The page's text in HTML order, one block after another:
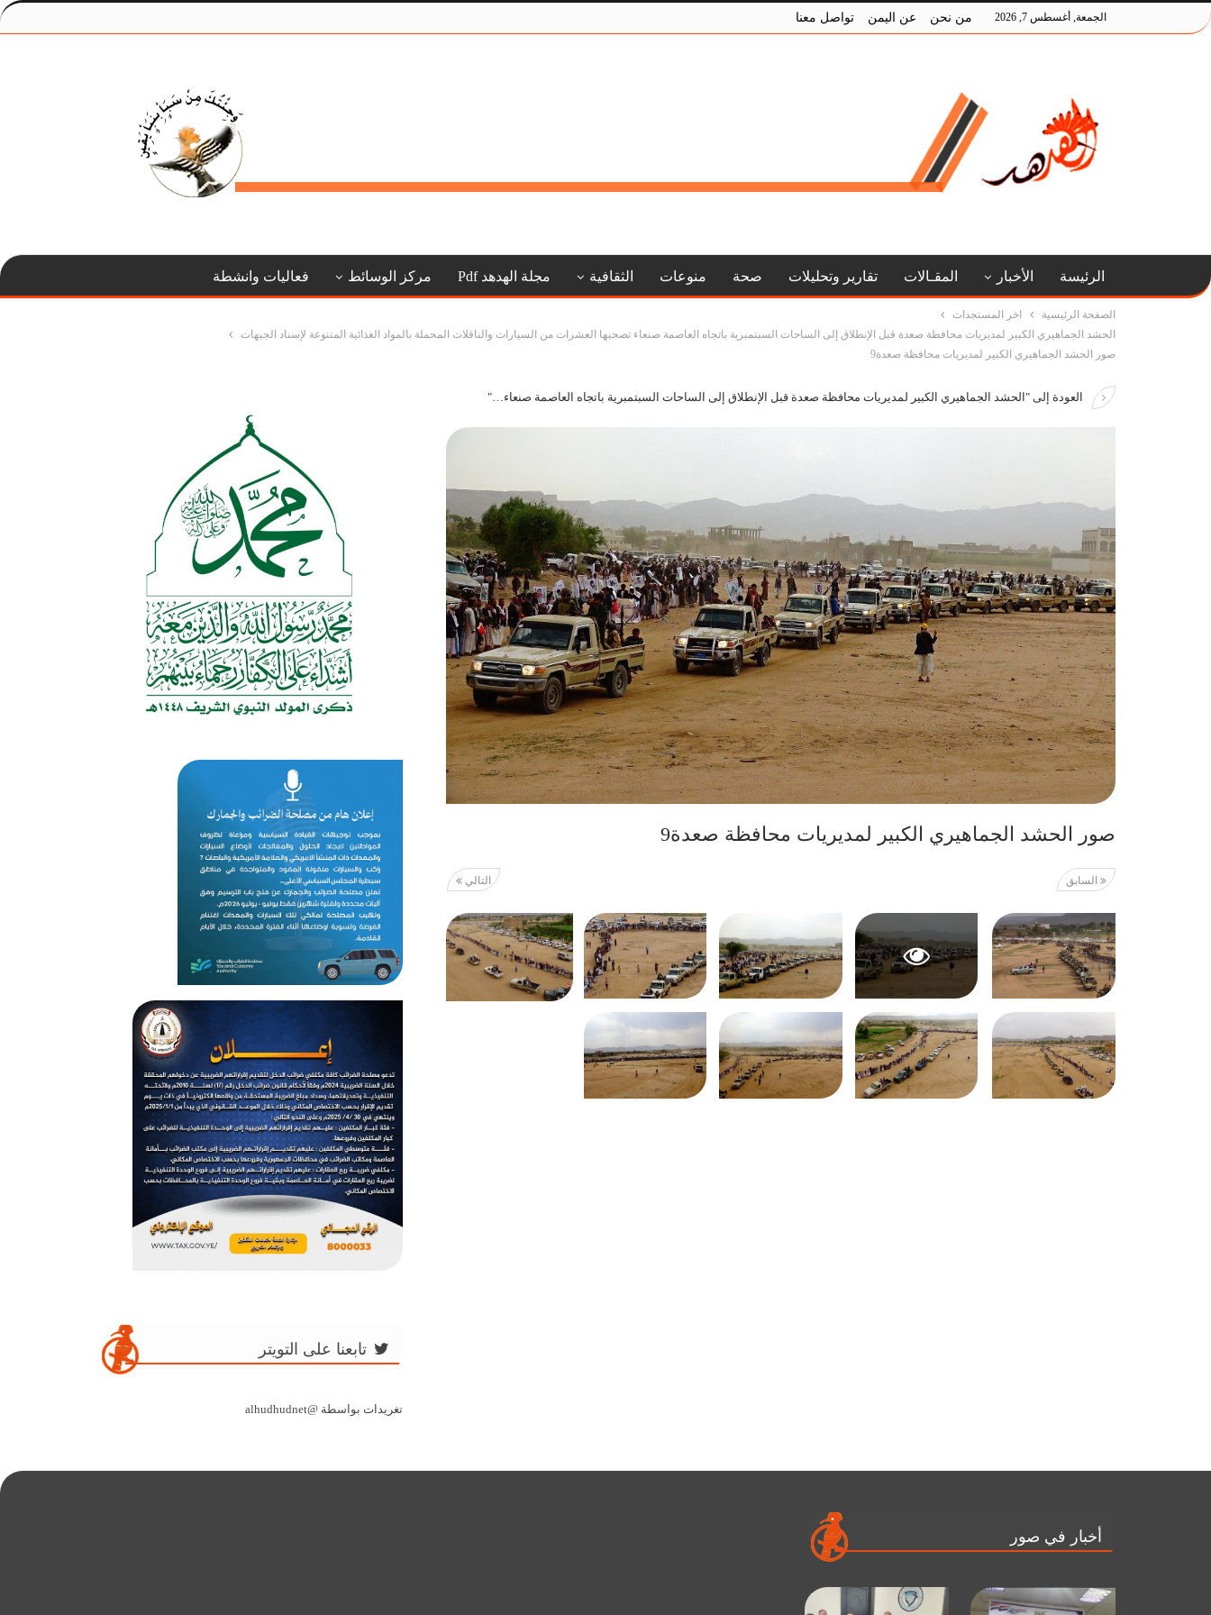
الجمعة, أغسطس 7, 2026 من نحن عن اليمن تواصل معنا
الرئيسة الأخبار المقـالات تقارير وتحليلات صحة منوعات الثقافية مجلة الهدهد Pdf مركز الوسائط فعاليات وانشطة
الصفحة الرئيسية
اخر المستجدات
الحشد الجماهيري الكبير لمديريات محافظة صعدة قبل الإنطلاق إلى الساحات السبتمبرية باتجاه العاصمة صنعاء تصحبها العشرات من السيارات والناقلات المحملة بالمواد الغذائية المتنوعة لإسناد الجبهات
صور الحشد الجماهيري الكبير لمديريات محافظة صعدة9
العودة إلى "الحشد الجماهيري الكبير لمديريات محافظة صعدة قبل الإنطلاق إلى الساحات السبتمبرية باتجاه العاصمة صنعاء…"
صور الحشد الجماهيري الكبير لمديريات محافظة صعدة9
التالي السابق
تابعنا على التويتر
تغريدات بواسطة @alhudhudnet
أخبار في صور